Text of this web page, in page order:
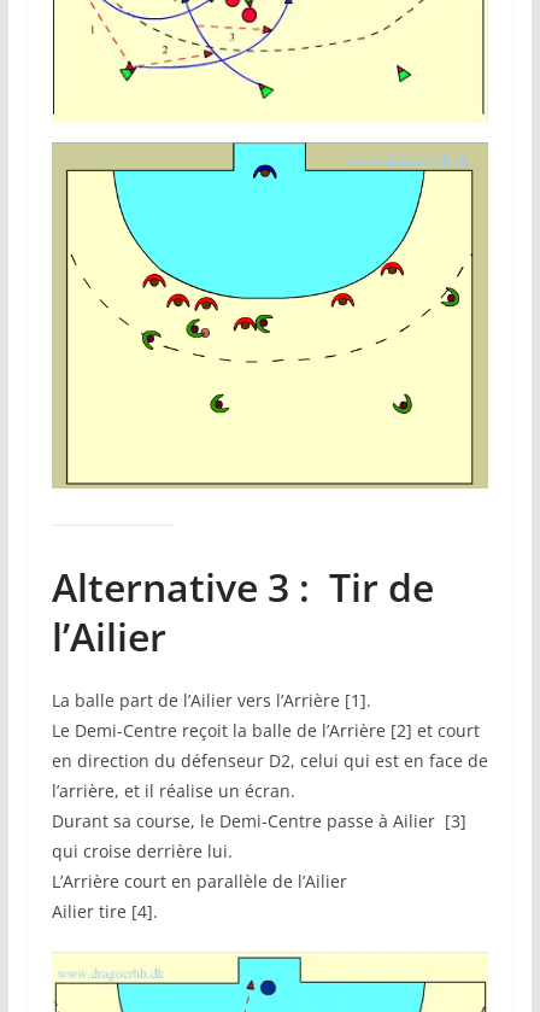
Alternative 3 : Tir de
l’Ailier
La balle part de l’Ailier vers l’Arrière [1].
Le Demi-Centre reçoit la balle de l’Arrière [2] et court
en direction du défenseur D2, celui qui est en face de
l’arrière, et il réalise un écran.
Durant sa course, le Demi-Centre passe à Ailier [3]
qui croise derrière lui.
L’Arrière court en parallèle de l’Ailier
Ailier tire [4].